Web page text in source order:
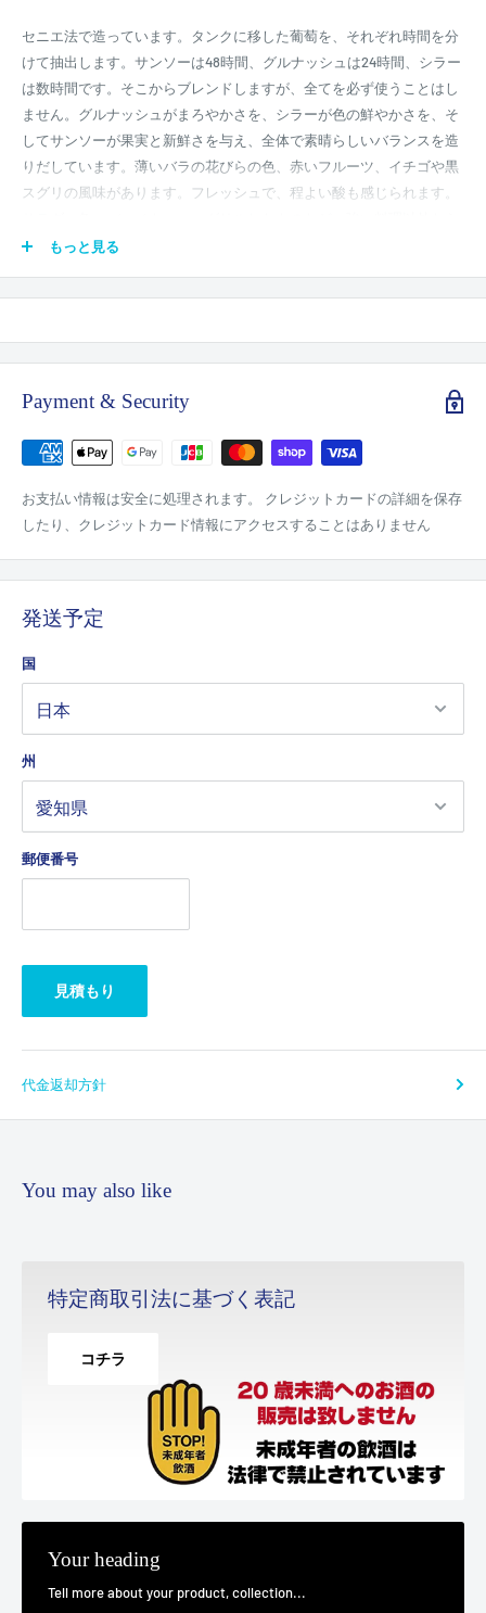
セニエ法で造っています。タンクに移した葡萄を、それぞれ時間を分
けて抽出します。サンソーは48時間、グルナッシュは24時間、シラー
は数時間です。そこからブレンドしますが、全てを必ず使うことはし
ません。グルナッシュがまろやかさを、シラーが色の鮮やかさを、そ
してサンソーが果実と新鮮さを与え、全体で素晴らしいバランスを造
りだしています。薄いバラの花びらの色、赤いフルーツ、イチゴや黒
スグリの風味があります。フレッシュで、程よい酸も感じられます。
なんとでも相性の良いことが特徴です。 訪問した際、ロゼワイン人気
く飲まれる。ロゼ＝夏＝ヴァケーション6週間と言うように、ロゼ抜
ー、グリルしたもの。強い肉料理以外なんとでも相性が良いのがロ
る3種類のロゼのひとつに選ばれました。
●名称：ロゼワイン
●商品名：Costieres de Nimes Rose Cuvee Tradition
●生産者：【マス デ ブレサド】
●原産国：フランス
●産地：コート デュ ローヌ
●保存方法：直射日光を避けて保管ください。
※商品は極まれに、入荷状況・メーカーの規格変更等によりヴィンテ
ージ・容量・度数・ラベル・ボトル形状等が予告なく変更される場合
があります。恐れ入りますが予めご了承下さい。
もっと見る
Payment & Security
お支払い情報は安全に処理されます。 クレジットカードの詳細を保存
したり、クレジットカード情報にアクセスすることはありません
発送予定
国
州
郵便番号
見積もり
代金返却方針
You may also like
特定商取引法に基づく表記
コチラ
Your heading
Tell more about your product, collection...